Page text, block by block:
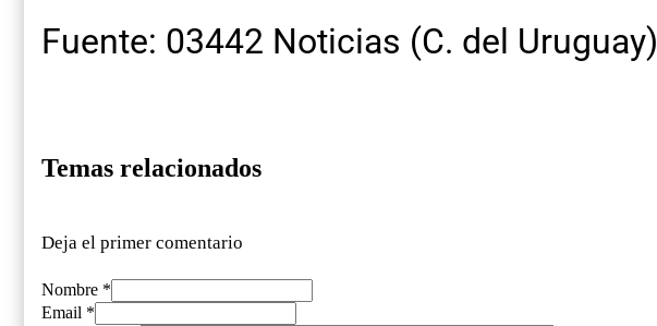
Fuente: 03442 Noticias (C. del Uruguay)
Temas relacionados
Deja el primer comentario
Nombre *
Email *